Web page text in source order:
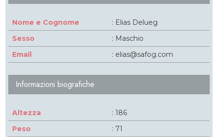
Nome e Cognome
: Elias Delueg
Sesso
: Maschio
Email
: elias@safog.com
Informazioni biografiche
Altezza
: 186
Peso
: 71